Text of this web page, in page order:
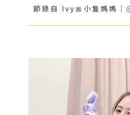
節錄自 Ivy🎀小隻媽媽｜